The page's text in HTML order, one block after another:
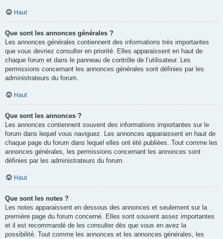
Haut
Que sont les annonces générales ?
Les annonces générales contiennent des informations très importantes
que vous devriez consulter en priorité. Elles apparaissent en haut de
chaque forum et dans le panneau de contrôle de l’utilisateur. Les
permissions concernant les annonces générales sont définies par les
administrateurs du forum.
Haut
Que sont les annonces ?
Les annonces contiennent souvent des informations importantes sur le
forum dans lequel vous naviguez. Les annonces apparaissent en haut de
chaque page du forum dans lequel elles ont été publiées. Tout comme les
annonces générales, les permissions concernant les annonces sont
définies par les administrateurs du forum.
Haut
Que sont les notes ?
Les notes apparaissent en dessous des annonces et seulement sur la
première page du forum concerné. Elles sont souvent assez importantes
et il est recommandé de les consulter dès que vous en avez la
possibilité. Tout comme les annonces et les annonces générales, les